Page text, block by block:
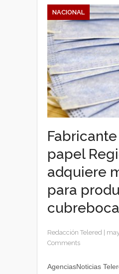
NACIONAL
papel
adquiere
para
Redacción Telered
Comments
AgenciasNoticias